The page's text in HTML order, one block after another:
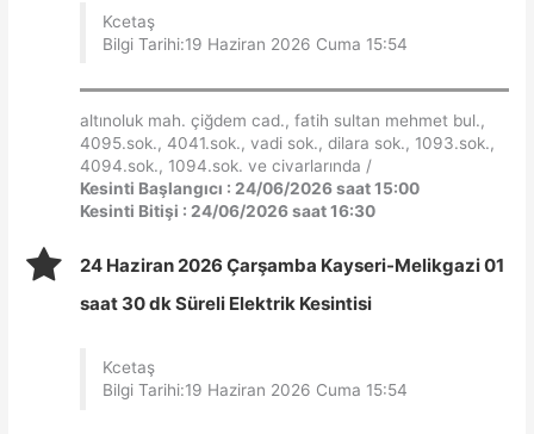
Kcetaş
Bilgi Tarihi:19 Haziran 2026 Cuma 15:54
altınoluk mah. çiğdem cad., fatih sultan mehmet bul.,
4095.sok., 4041.sok., vadi sok., dilara sok., 1093.sok.,
4094.sok., 1094.sok. ve civarlarında /
Kesinti Başlangıcı : 24/06/2026 saat 15:00
Kesinti Bitişi : 24/06/2026 saat 16:30
24 Haziran 2026 Çarşamba Kayseri-Melikgazi 01
saat 30 dk Süreli Elektrik Kesintisi
Kcetaş
Bilgi Tarihi:19 Haziran 2026 Cuma 15:54